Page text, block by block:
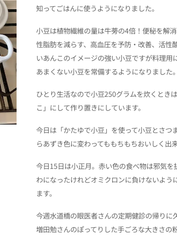
知ってごはんに使うようになりました。
小豆は植物繊維の量は牛蒡の4倍！便秘を解
性脂肪を減らす、高血圧を予防・改善、活
いあんこのイメージの強い小豆ですが料理用
あまくない小豆を常備するようになりました。
ひとり生活なので小豆250グラムを炊くとき
こ」にして作り置きにしています。
今日は「かたゆで小豆」を使って小豆とさ
らあずき色に変わってももちもちおいしく出
今日15日は小正月。赤い色の食べ物は邪気
わになったけれどオミクロンに負けないよ
ます。
今週水道橋の眼医者さんの定期健診の帰りに
増田勉さんのぽってりした手ごろな大きさ